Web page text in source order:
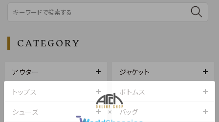
CATEGORY
アウター ジャケット
トップス ボトムス
シューズ バッグ